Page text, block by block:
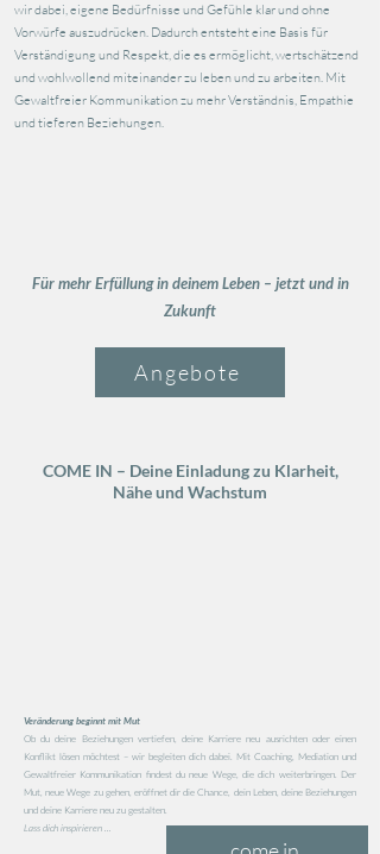
wir dabei, eigene Bedürfnisse und Gefühle klar und ohne
Vorwürfe auszudrücken. Dadurch entsteht eine Basis für
Verständigung und Respekt, die es ermöglicht, wertschätzend
und wohlwollend miteinander zu leben und zu arbeiten. Mit
Gewaltfreier Kommunikation zu mehr Verständnis, Empathie
und tieferen Beziehungen.
Für mehr Erfüllung in deinem Leben – jetzt und in
Zukunft
Angebote
COME IN – Deine Einladung zu Klarheit,
Nähe und Wachstum
Veränderung beginnt mit Mut
Ob du deine Beziehungen vertiefen, deine Karriere neu ausrichten oder einen
Konflikt lösen möchtest – wir begleiten dich dabei. Mit Coaching, Mediation und
Gewaltfreier Kommunikation findest du neue Wege, die dich weiterbringen. Der
Mut, neue Wege zu gehen, eröffnet dir die Chance, dein Leben, deine Beziehungen
und deine Karriere neu zu gestalten.
Lass dich inspirieren ...